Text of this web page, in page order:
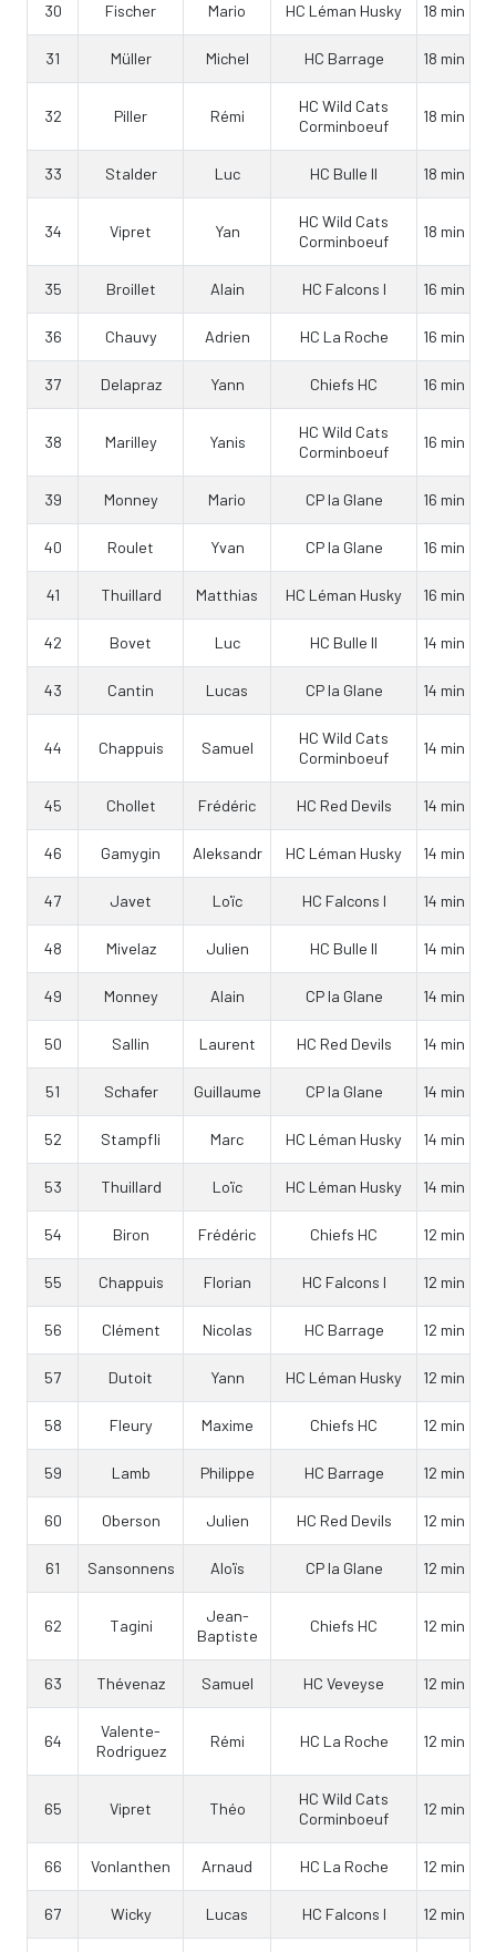
30 Fischer Mario HC Léman Husky 18 min
31 Müller Michel HC Barrage 18 min
32 Piller Rémi
HC Wild Cats
Corminboeuf
18 min
33 Stalder Luc HC Bulle II 18 min
34 Vipret Yan
HC Wild Cats
Corminboeuf
18 min
35 Broillet Alain HC Falcons I 16 min
36 Chauvy Adrien HC La Roche 16 min
37 Delapraz Yann Chiefs HC 16 min
38 Marilley Yanis
HC Wild Cats
Corminboeuf
16 min
39 Monney Mario CP la Glane 16 min
40 Roulet Yvan CP la Glane 16 min
41 Thuillard Matthias HC Léman Husky 16 min
42 Bovet Luc HC Bulle II 14 min
43 Cantin Lucas CP la Glane 14 min
44 Chappuis Samuel
HC Wild Cats
Corminboeuf
14 min
45 Chollet Frédéric HC Red Devils 14 min
46 Gamygin Aleksandr HC Léman Husky 14 min
47 Javet Loïc HC Falcons I 14 min
48 Mivelaz Julien HC Bulle II 14 min
49 Monney Alain CP la Glane 14 min
50 Sallin Laurent HC Red Devils 14 min
51 Schafer Guillaume CP la Glane 14 min
52 Stampfli Marc HC Léman Husky 14 min
53 Thuillard Loïc HC Léman Husky 14 min
54 Biron Frédéric Chiefs HC 12 min
55 Chappuis Florian HC Falcons I 12 min
56 Clément Nicolas HC Barrage 12 min
57 Dutoit Yann HC Léman Husky 12 min
58 Fleury Maxime Chiefs HC 12 min
59 Lamb Philippe HC Barrage 12 min
60 Oberson Julien HC Red Devils 12 min
61 Sansonnens Aloïs CP la Glane 12 min
62 Tagini
Jean-
Baptiste
Chiefs HC 12 min
63 Thévenaz Samuel HC Veveyse 12 min
64
Valente-
Rodriguez
Rémi HC La Roche 12 min
65 Vipret Théo
HC Wild Cats
Corminboeuf
12 min
66 Vonlanthen Arnaud HC La Roche 12 min
67 Wicky Lucas HC Falcons I 12 min